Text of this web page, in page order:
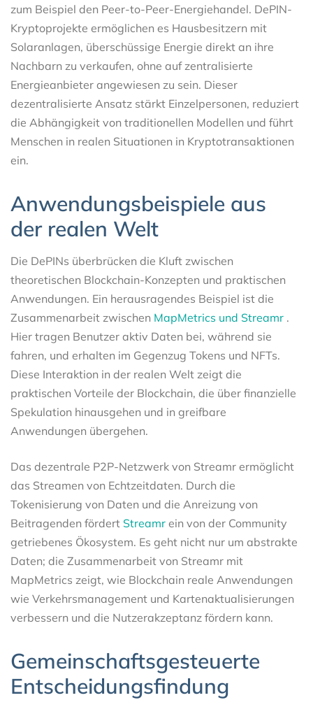
zum Beispiel den Peer-to-Peer-Energiehandel. DePIN-
Kryptoprojekte ermöglichen es Hausbesitzern mit
Solaranlagen, überschüssige Energie direkt an ihre
Nachbarn zu verkaufen, ohne auf zentralisierte
Energieanbieter angewiesen zu sein. Dieser
dezentralisierte Ansatz stärkt Einzelpersonen, reduziert
die Abhängigkeit von traditionellen Modellen und führt
Menschen in realen Situationen in Kryptotransaktionen
ein.
Anwendungsbeispiele aus
der realen Welt
Die DePINs überbrücken die Kluft zwischen
theoretischen Blockchain-Konzepten und praktischen
Anwendungen. Ein herausragendes Beispiel ist die
Zusammenarbeit zwischen MapMetrics und Streamr .
Hier tragen Benutzer aktiv Daten bei, während sie
fahren, und erhalten im Gegenzug Tokens und NFTs.
Diese Interaktion in der realen Welt zeigt die
praktischen Vorteile der Blockchain, die über finanzielle
Spekulation hinausgehen und in greifbare
Anwendungen übergehen.
Das dezentrale P2P-Netzwerk von Streamr ermöglicht
das Streamen von Echtzeitdaten. Durch die
Tokenisierung von Daten und die Anreizung von
Beitragenden fördert Streamr ein von der Community
getriebenes Ökosystem. Es geht nicht nur um abstrakte
Daten; die Zusammenarbeit von Streamr mit
MapMetrics zeigt, wie Blockchain reale Anwendungen
wie Verkehrsmanagement und Kartenaktualisierungen
verbessern und die Nutzerakzeptanz fördern kann.
Gemeinschaftsgesteuerte
Entscheidungsfindung